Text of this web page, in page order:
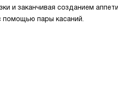
и заканчивая созданием
помощью пары касаний.